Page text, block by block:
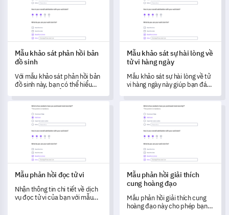
Mẫu khảo sát phản hồi bản
đồ sinh
Với mẫu khảo sát phản hồi bản
đồ sinh này, bạn có thể hiểu
độ hài lòng của khách hàng đối
với phân tích bản đồ sinh của
Mẫu khảo sát sự hài lòng về
tử vi hàng ngày
Mẫu khảo sát sự hài lòng về tử
vi hàng ngày này giúp bạn đánh
của mình, thu thập phản hồi
quý giá từ người dùng về trải
nghiệm, mức độ hài lòng và đề
xuất cải thiện.
Mẫu phản hồi đọc tử vi
Mẫu phản hồi đọc tử vi
Nhận thông tin chi tiết về dịch
vụ đọc tử vi của bạn với mẫu
Mẫu phản hồi giải thích cung
Mẫu phản hồi giải thích
cung hoàng đạo
Mẫu phản hồi giải thích cung
hoàng đạo này cho phép bạn